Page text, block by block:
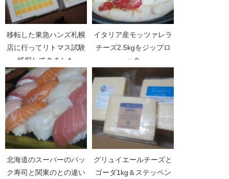
移転した東急ハンズ札幌
店に行ってリトマス試験
紙探してきました
イタリア産モッツァレラ
チーズ2.5kgをジップロ
ック
北海道のスーパーのパッ
ク寿司と関東のとの違い
グリュイエールチーズと
ゴーダ1kg＆ステッペン